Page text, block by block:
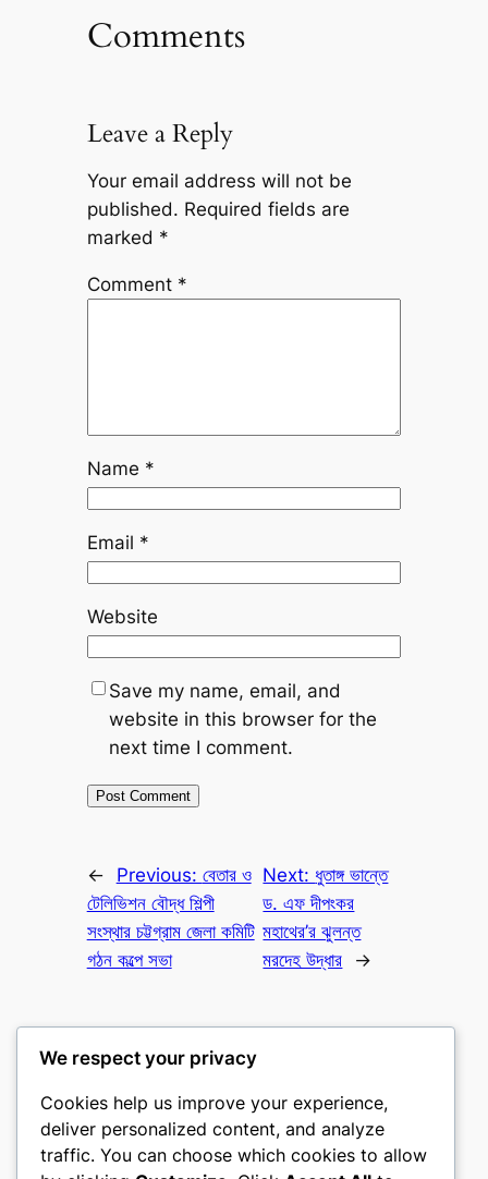
Comments
Leave a Reply
Your email address will not be
published. Required fields are
marked *
Comment *
Name *
Email *
Website
Save my name, email, and
website in this browser for the
next time I comment.
← Previous: বেতার ও
টেলিভিশন বৌদ্ধ শিল্পী
সংস্থার চট্টগ্রাম জেলা কমিটি
গঠন কল্পে সভা
Next: ধুতাঙ্গ ভান্তে
ড. এফ দীপংকর
মহাথের’র ঝুলন্ত
মরদেহ উদ্ধার
→
বুড্ডিস্ট নিউজ পোর্টাল
তথাগত অনলাইন
We respect your privacy
Cookies help us improve your experience,
deliver personalized content, and analyze
traffic. You can choose which cookies to allow